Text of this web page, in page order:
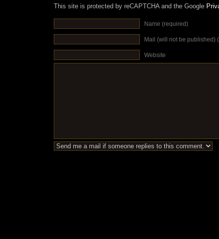
This site is protected by reCAPTCHA and the Google
Name (required)
Mail (will not be published)
Website